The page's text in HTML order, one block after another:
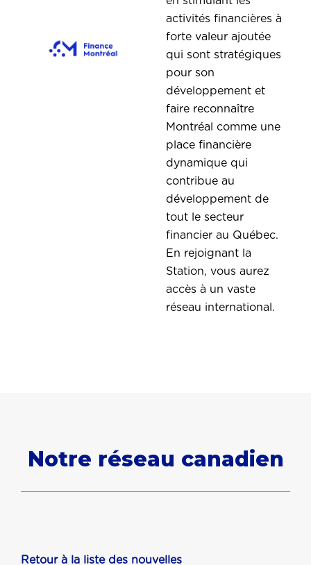
activités financières à
forte valeur ajoutée
qui sont stratégiques
pour son
développement et
faire reconnaître
Montréal comme une
place financière
dynamique qui
contribue au
développement de
tout le secteur
financier au Québec.
En rejoignant la
Station, vous aurez
accès à un vaste
réseau international.
Notre réseau canadien
Retour à la liste des nouvelles